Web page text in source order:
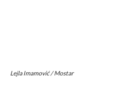
Lejla Imamović / Mostar